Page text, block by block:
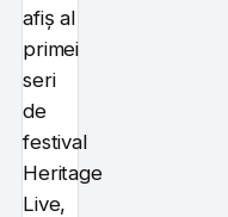
afiș al
primei
seri
de
festival
Heritage
Live,